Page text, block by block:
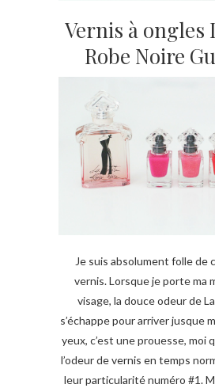
Vernis à ongles
Robe Noire
Je suis absolument folle de
vernis. Lorsque je porte ma
visage, la douce odeur de
s’échappe pour arriver jusque
yeux, c’est une prouesse, moi
l’odeur de vernis en temps
leur particularité numéro #1.